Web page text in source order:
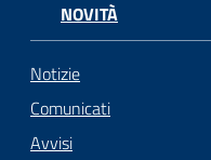
NOVITÀ
Notizie
Comunicati
Avvisi